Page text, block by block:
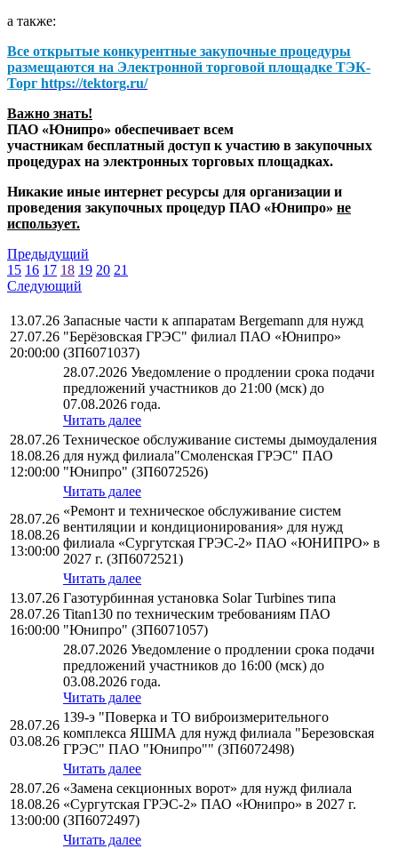
а также:
Все открытые конкурентные закупочные процедуры
размещаются на Электронной торговой площадке ТЭК-
Торг https://tektorg.ru/
Важно знать!
ПАО «Юнипро» обеспечивает всем
участникам бесплатный доступ к участию в закупочных
процедурах на электронных торговых площадках.
Никакие иные интернет ресурсы для организации и
проведения закупочных процедур ПАО «Юнипро» не
использует.
Предыдущий
15 16 17 18 19 20 21
Следующий
13.07.26
27.07.26
20:00:00
Запасные части к аппаратам Bergemann для нужд
"Берёзовская ГРЭС" филиал ПАО «Юнипро»
(ЗП6071037)
28.07.2026 Уведомление о продлении срока подачи
предложений участников до 21:00 (мск) до
07.08.2026 года.
Читать далее
28.07.26
18.08.26
12:00:00
Техническое обслуживание системы дымоудаления
для нужд филиала"Смоленская ГРЭС" ПАО
"Юнипро" (ЗП6072526)
Читать далее
28.07.26
18.08.26
13:00:00
«Ремонт и техническое обслуживание систем
вентиляции и кондиционирования» для нужд
филиала «Сургутская ГРЭС-2» ПАО «ЮНИПРО» в
2027 г. (ЗП6072521)
Читать далее
13.07.26
28.07.26
16:00:00
Газотурбинная установка Solar Turbines типа
Titan130 по техническим требованиям ПАО
"Юнипро" (ЗП6071057)
28.07.2026 Уведомление о продлении срока подачи
предложений участников до 16:00 (мск) до
03.08.2026 года.
Читать далее
28.07.26
03.08.26
139-э "Поверка и ТО виброизмерительного
комплекса ЯШМА для нужд филиала "Березовская
ГРЭС" ПАО "Юнипро"" (ЗП6072498)
Читать далее
28.07.26
18.08.26
13:00:00
«Замена секционных ворот» для нужд филиала
«Сургутская ГРЭС-2» ПАО «Юнипро» в 2027 г.
(ЗП6072497)
Читать далее